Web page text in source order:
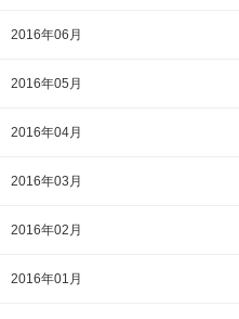
2016年06月
2016年05月
2016年04月
2016年03月
2016年02月
2016年01月